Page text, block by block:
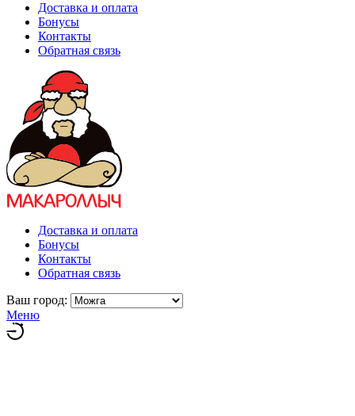
Доставка и оплата
Бонусы
Контакты
Обратная связь
Доставка и оплата
Бонусы
Контакты
Обратная связь
Ваш город:
Меню